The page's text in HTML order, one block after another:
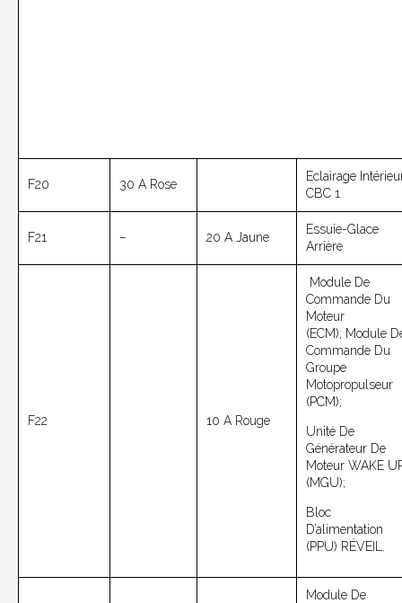
F20 30 A Rose
Eclairage
CBC 1
F21 – 20 A Jaune
Essuie-Glace
Arrière
F22 10 A Rouge
Module De
Commande Du
Moteur
(ECM); Module
Commande Du
Groupe
Motopropulseur
(PCM);
Unité De
Générateur De
Moteur WAKE
(MGU);
Bloc
D’alimentation
(PPU) RÉVEIL.
Module De